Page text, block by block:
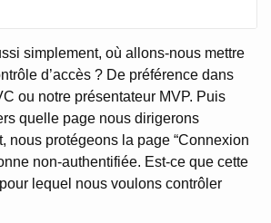
simplement, où allons-nous mettre
d’accès ? De préférence dans
ou notre présentateur MVP. Puis
quelle page nous dirigerons
nous protégeons la page “Connexion
non-authentifiée. Est-ce que cette
lequel nous voulons contrôler